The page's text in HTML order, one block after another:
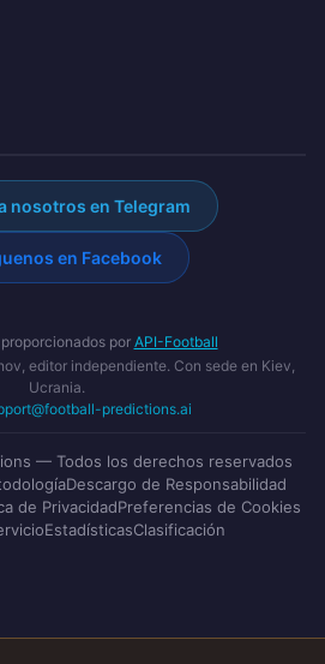
nosotros en Telegram
en Facebook
por API-Football
editor independiente. Con sede en Kiev,
Ucrania.
predictions.ai
— Todos los derechos reservados
Descargo de Responsabilidad
de PrivacidadPreferencias de Cookies
EstadísticasClasificación